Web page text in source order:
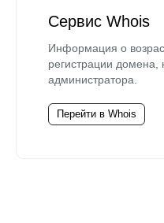
Сервис Whois
Информация о
регистрации домена,
администратора.
Перейти в Whois